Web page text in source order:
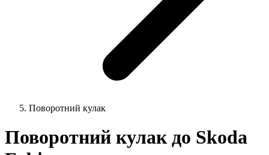
Поворотний кулак
Поворотний кулак до Skoda